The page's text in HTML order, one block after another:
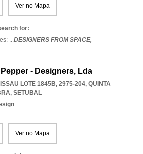
Ver no Mapa
for:
...DESIGNERS FROM SPACE,
- Designers, Lda
LOTE 1845B, 2975-204, QUINTA
, SETUBAL
Ver no Mapa